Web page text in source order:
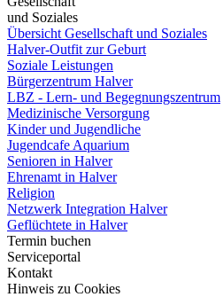
und Soziales
Übersicht Gesellschaft und Soziales
Halver-Outfit zur Geburt
Soziale Leistungen
Bürgerzentrum Halver
LBZ - Lern- und Begegnungszentrum
Medizinische Versorgung
Kinder und Jugendliche
Jugendcafe Aquarium
Senioren in Halver
Ehrenamt in Halver
Religion
Netzwerk Integration Halver
Geflüchtete in Halver
Termin buchen
Serviceportal
Kontakt
Hinweis zu Cookies